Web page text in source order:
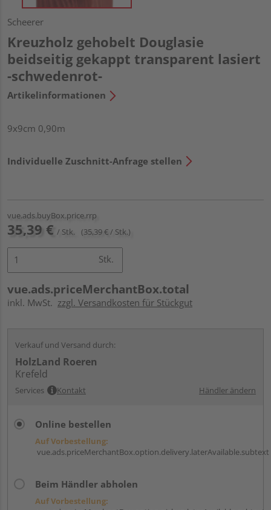
Scheerer
Kreuzholz gehobelt Douglasie
beidseitig gekappt transparent lasiert
-schwedenrot-
Artikelinformationen
9x9cm 0,90m
Individuelle Zuschnitt-Anfrage stellen
vue.ads.buyBox.price.rrp
35,39 € / Stk. (35,39 € / Stk.)
Stk.
vue.ads.priceMerchantBox.total
inkl. MwSt. zzgl. Versandkosten für Stückgut
Verkauf und Versand durch:
HolzLand Roeren
Krefeld
Services Kontakt Händler ändern
Online bestellen
Auf Vorbestellung:
vue.ads.priceMerchantBox.option.delivery.laterAvailable.subtext
Beim Händler abholen
Auf Vorbestellung: